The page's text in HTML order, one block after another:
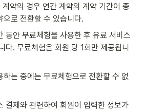
약의 경우 연간 계약의 계약 기간이 종
으로 전환할 수 있습니다.
동안 무료체험을 사용한 후 유료 서비스
다. 무료체험은 회원 당 1회만 제공됩니
하는 중에는 무료체험으로 전환할 수 없
결제와 관련하여 회원이 입력한 정보가